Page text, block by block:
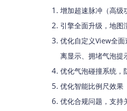
增加超速脉冲（高级
引擎全面升级，地图
优化自定义View全
离显示、拥堵气泡提
优化气泡碰撞系统，
优化智能比例尺效果
优化合规问题，支持